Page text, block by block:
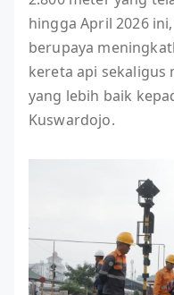
hingga April 2026
berupaya
kereta api sekaligus
yang lebih baik
Kuswardojo.